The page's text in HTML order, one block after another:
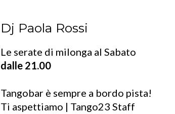
Dj Paola Rossi
Le serate di milonga al Sabato
dalle 21.00
Tangobar è sempre a bordo pista!
Ti aspettiamo | Tango23 Staff